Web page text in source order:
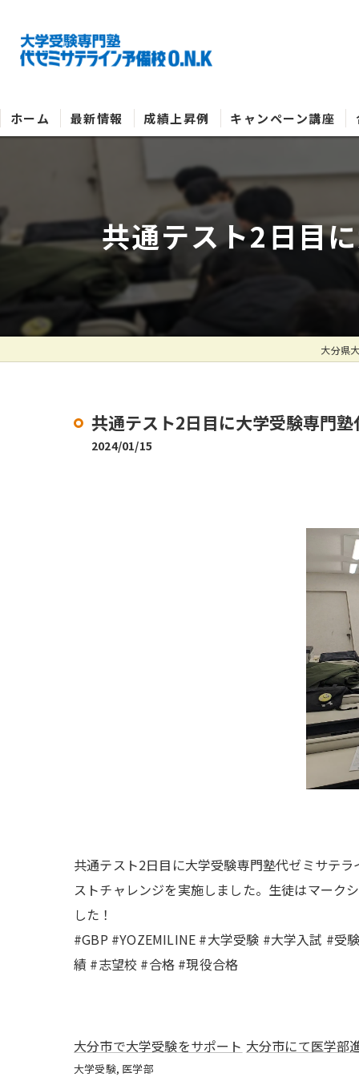
ホーム 最新情報 成績上昇例 キャンペーン講座
共通テスト2日目
大分県
共通テスト2日目に大学受験専門
2024/01/15
共通テスト2日目に大学受験専門塾代ゼミサテ
ストチャレンジを実施しました。生徒はマーク
した！
#GBP #YOZEMILINE #大学受験 #大学入試 #
績 #志望校 #合格 #現役合格
大分市で大学受験をサポート 大分市にて医学部
大学受験 医学部